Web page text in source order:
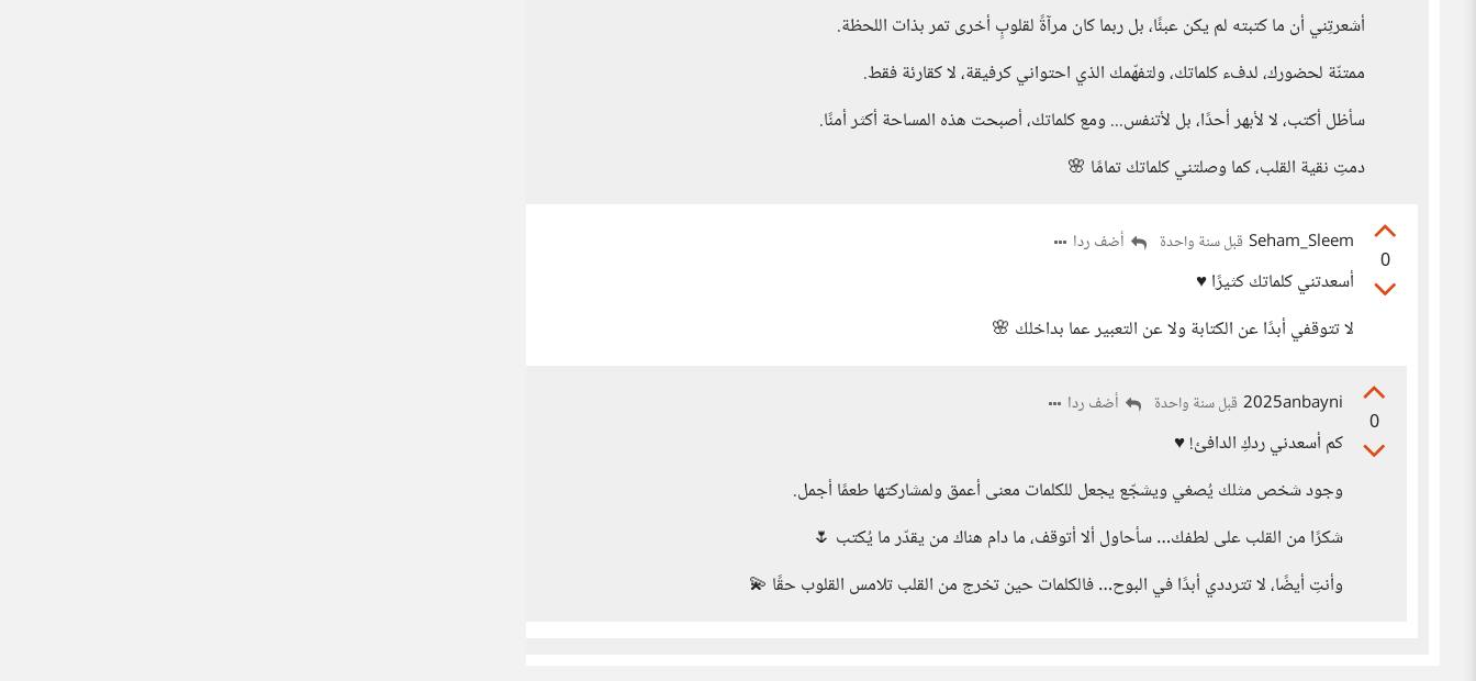
أشعرتِني أن ما كتبته لم يكن عبئًا، بل ربما كان مرآةً لقلوبٍ أخرى تمر بذات اللحظة.
ممتنّة لحضورك، لدفء كلماتك، ولتفهّمك الذي احتواني كرفيقة، لا كقارئة فقط.
سأظل أكتب، لا لأبهر أحدًا، بل لأتنفس... ومع كلماتك، أصبحت هذه المساحة أكثر أمنًا.
دمتِ نقية القلب، كما وصلتني كلماتك تمامًا 🌸
0
Seham_Sleem قبل سنة واحدة أضف ردا
أسعدتني كلماتك كثيرًا ♥️
لا تتوقفي أبدًا عن الكتابة ولا عن التعبير عما بداخلك 🌸
0
2025anbayni قبل سنة واحدة أضف ردا
كم أسعدني ردكِ الدافئ! ♥
وجود شخص مثلك يُصغي ويشجّع يجعل للكلمات معنى أعمق ولمشاركتها طعمًا أجمل.
شكرًا من القلب على لطفك… سأحاول ألا أتوقف، ما دام هناك من يقدّر ما يُكتب 🌷
وأنتِ أيضًا، لا تترددي أبدًا في البوح… فالكلمات حين تخرج من القلب تلامس القلوب حقًا 💫